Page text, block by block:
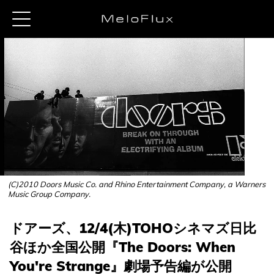
(C)2010 Doors Music Co. and Rhino Entertainment Company, a Warners
Music Group Company.
ドアーズ、12/4(木)TOHOシネマズ日比
谷ほか全国公開『The Doors: When
You're Strange』劇場予告編が公開